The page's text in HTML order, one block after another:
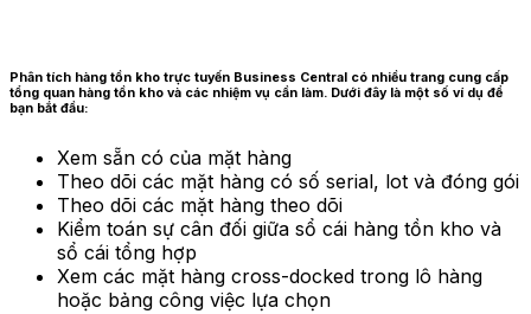
Phân tích hàng tồn kho trực tuyến Business Central có nhiều trang cung cấp
tổng quan hàng tồn kho và các nhiệm vụ cần làm. Dưới đây là một số ví dụ để
bạn bắt đầu:
Xem sẵn có của mặt hàng
Theo dõi các mặt hàng có số serial, lot và đóng gói
Theo dõi các mặt hàng theo dõi
Kiểm toán sự cân đối giữa sổ cái hàng tồn kho và
sổ cái tổng hợp
Xem các mặt hàng cross-docked trong lô hàng
hoặc bảng công việc lựa chọn